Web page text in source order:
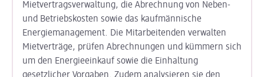
Mietvertragsverwaltung, die Abrechnung von Neben-
und Betriebskosten sowie das kaufmännische
Energiemanagement. Die Mitarbeitenden verwalten
Mietverträge, prüfen Abrechnungen und kümmern sich
um den Energieeinkauf sowie die Einhaltung